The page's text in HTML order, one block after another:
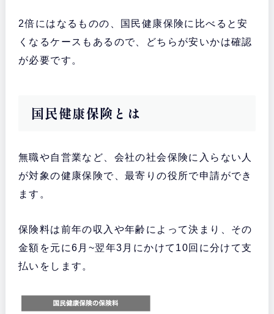
2倍にはなるものの、国民健康保険に比べると安
くなるケースもあるので、どちらが安いかは確認
が必要です。
国民健康保険とは
無職や自営業など、会社の社会保険に入らない人
が対象の健康保険で、最寄りの役所で申請ができ
ます。
保険料は前年の収入や年齢によって決まり、その
金額を元に6月~翌年3月にかけて10回に分けて支
払いをします。